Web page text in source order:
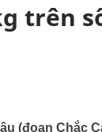
trên
(đoạn Chắc